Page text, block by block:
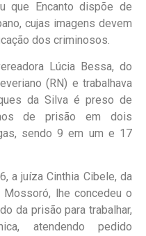
que Encanto dispõe de
cujas imagens devem
dos criminosos.
Lúcia Bessa, do
(RN) e trabalhava
da Silva é preso de
de prisão em dois
sendo 9 em um e 17
a juíza Cinthia Cibele, da
lhe concedeu o
da prisão para trabalhar,
atendendo pedido